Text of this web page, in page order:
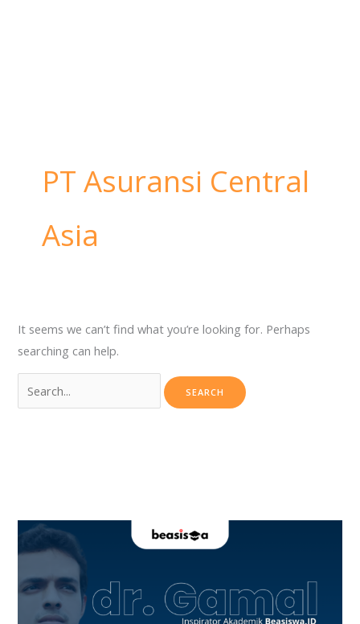
PT Asuransi Central
Asia
It seems we can’t find what you’re looking for. Perhaps
searching can help.